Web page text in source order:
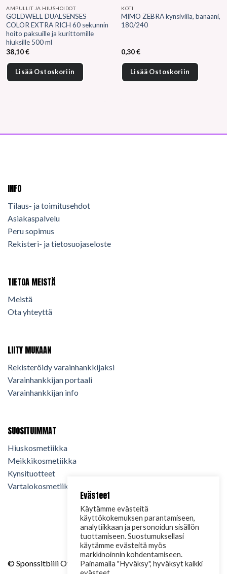
AMPULLIT JA HIUSHOIDOT
GOLDWELL DUALSENSES
COLOR EXTRA RICH 60 sekunnin
hoito paksuille ja kurittomille
hiuksille 500 ml
38,10€
Lisää Ostoskoriin
KOTI
MIMO ZEBRA kynsiviila, banaani,
180/240
0,30€
Lisää Ostoskoriin
INFO
Tilaus- ja toimitusehdot
Asiakaspalvelu
Peru sopimus
Rekisteri- ja tietosuojaseloste
TIETOA MEISTÄ
Meistä
Ota yhteyttä
LIITY MUKAAN
Rekisteröidy varainhankkijaksi
Varainhankkijan portaali
Varainhankkijan info
SUOSITUIMMAT
Hiuskosmetiikka
Meikkikosmetiikka
Kynsituotteet
Vartalokosmetiikka
© Sponssitbiili Oy. 2024. Kaikki oikeudet pidätetään.
Evästeet
Käytämme evästeitä
käyttökokemuksen parantamiseen,
analytiikkaan ja personoidun sisällön
tuottamiseen. Suostumuksellasi
käytämme evästeitä myös
markkinoinnin kohdentamiseen.
Painamalla "Hyväksy", hyväksyt kaikki